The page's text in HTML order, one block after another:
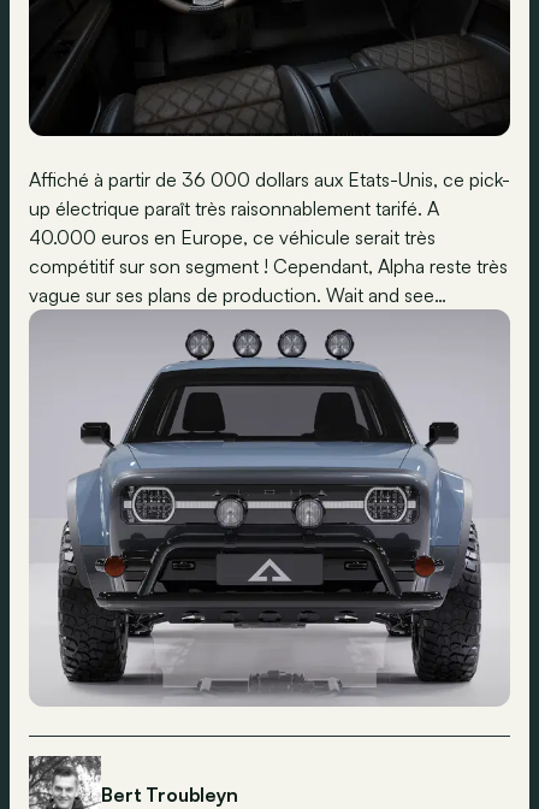
Affiché à partir de 36 000 dollars aux Etats-Unis, ce pick-
up électrique paraît très raisonnablement tarifé. A
40.000 euros en Europe, ce véhicule serait très
compétitif sur son segment ! Cependant, Alpha reste très
vague sur ses plans de production. Wait and see…
Bert Troubleyn